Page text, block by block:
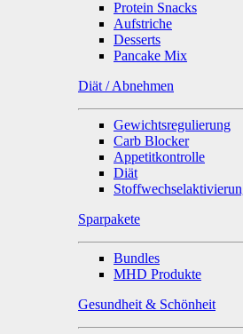
Protein Snacks
Aufstriche
Desserts
Pancake Mix
Diät / Abnehmen
Gewichtsregulierung
Carb Blocker
Appetitkontrolle
Diät
Sparpakete
Bundles
MHD Produkte
Gesundheit & Schönheit